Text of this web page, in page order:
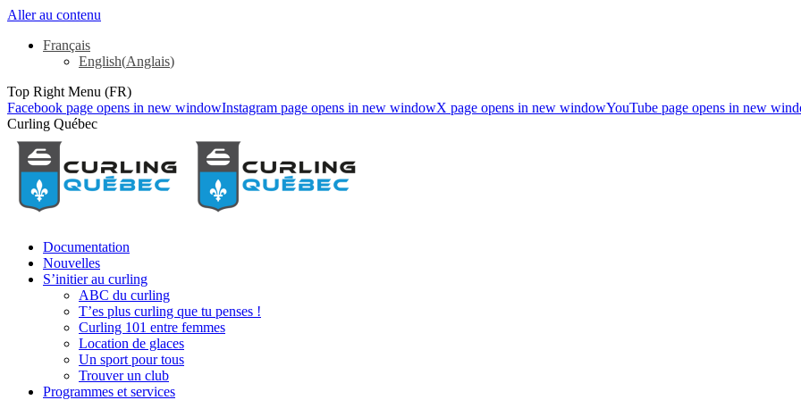
Aller au contenu
Français
English(Anglais)
Top Right Menu (FR)
Facebook page opens in new windowInstagram page opens in new windowX page opens in new windowYouTube page opens in new
Curling Québec
Documentation
Nouvelles
S’initier au curling
ABC du curling
T’es plus curling que tu penses !
Curling 101 entre femmes
Location de glaces
Un sport pour tous
Trouver un club
Programmes et services